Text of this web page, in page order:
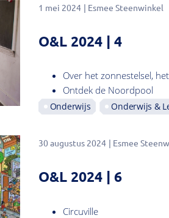
1 mei 2024 Esmee Steenwinkel
O&L 2024 | 4
Over het zonnestelsel,
Ontdek de Noordpool
Onderwijs Onderwijs &
30 augustus 2024 Esmee
O&L 2024 | 6
Circuville